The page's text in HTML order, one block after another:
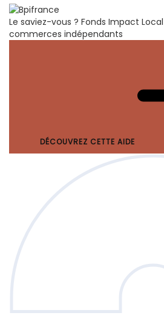
Le saviez-vous ? Fonds Impact
commerces indépendants
DÉCOUVREZ CETTE AIDE